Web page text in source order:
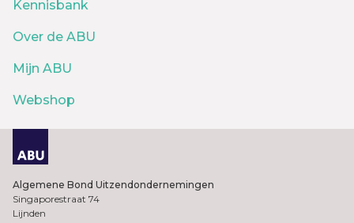
Kennisbank
Over de ABU
Mijn ABU
Webshop
Algemene Bond Uitzendondernemingen
Singaporestraat 74
Lijnden